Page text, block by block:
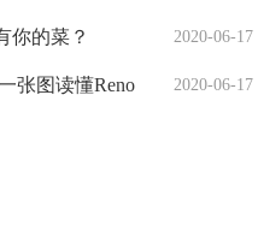
2020-06-17
你的菜？
2020-06-17
张图读懂Reno